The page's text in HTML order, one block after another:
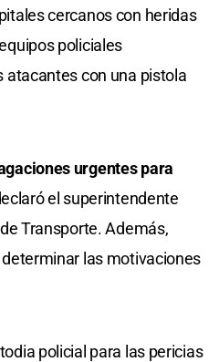
cercanos con heridas
policiales
atacantes con una pistola
urgentes para
el superintendente
Transporte. Además,
las motivaciones
policial para las pericias